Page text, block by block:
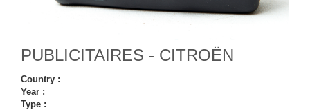
PUBLICITAIRES - CITROËN
Country :
Year :
Type :